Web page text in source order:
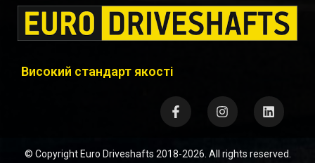
Високий стандарт якості
© CopyrightEuro Driveshafts 2018-2026. All rights reserved.